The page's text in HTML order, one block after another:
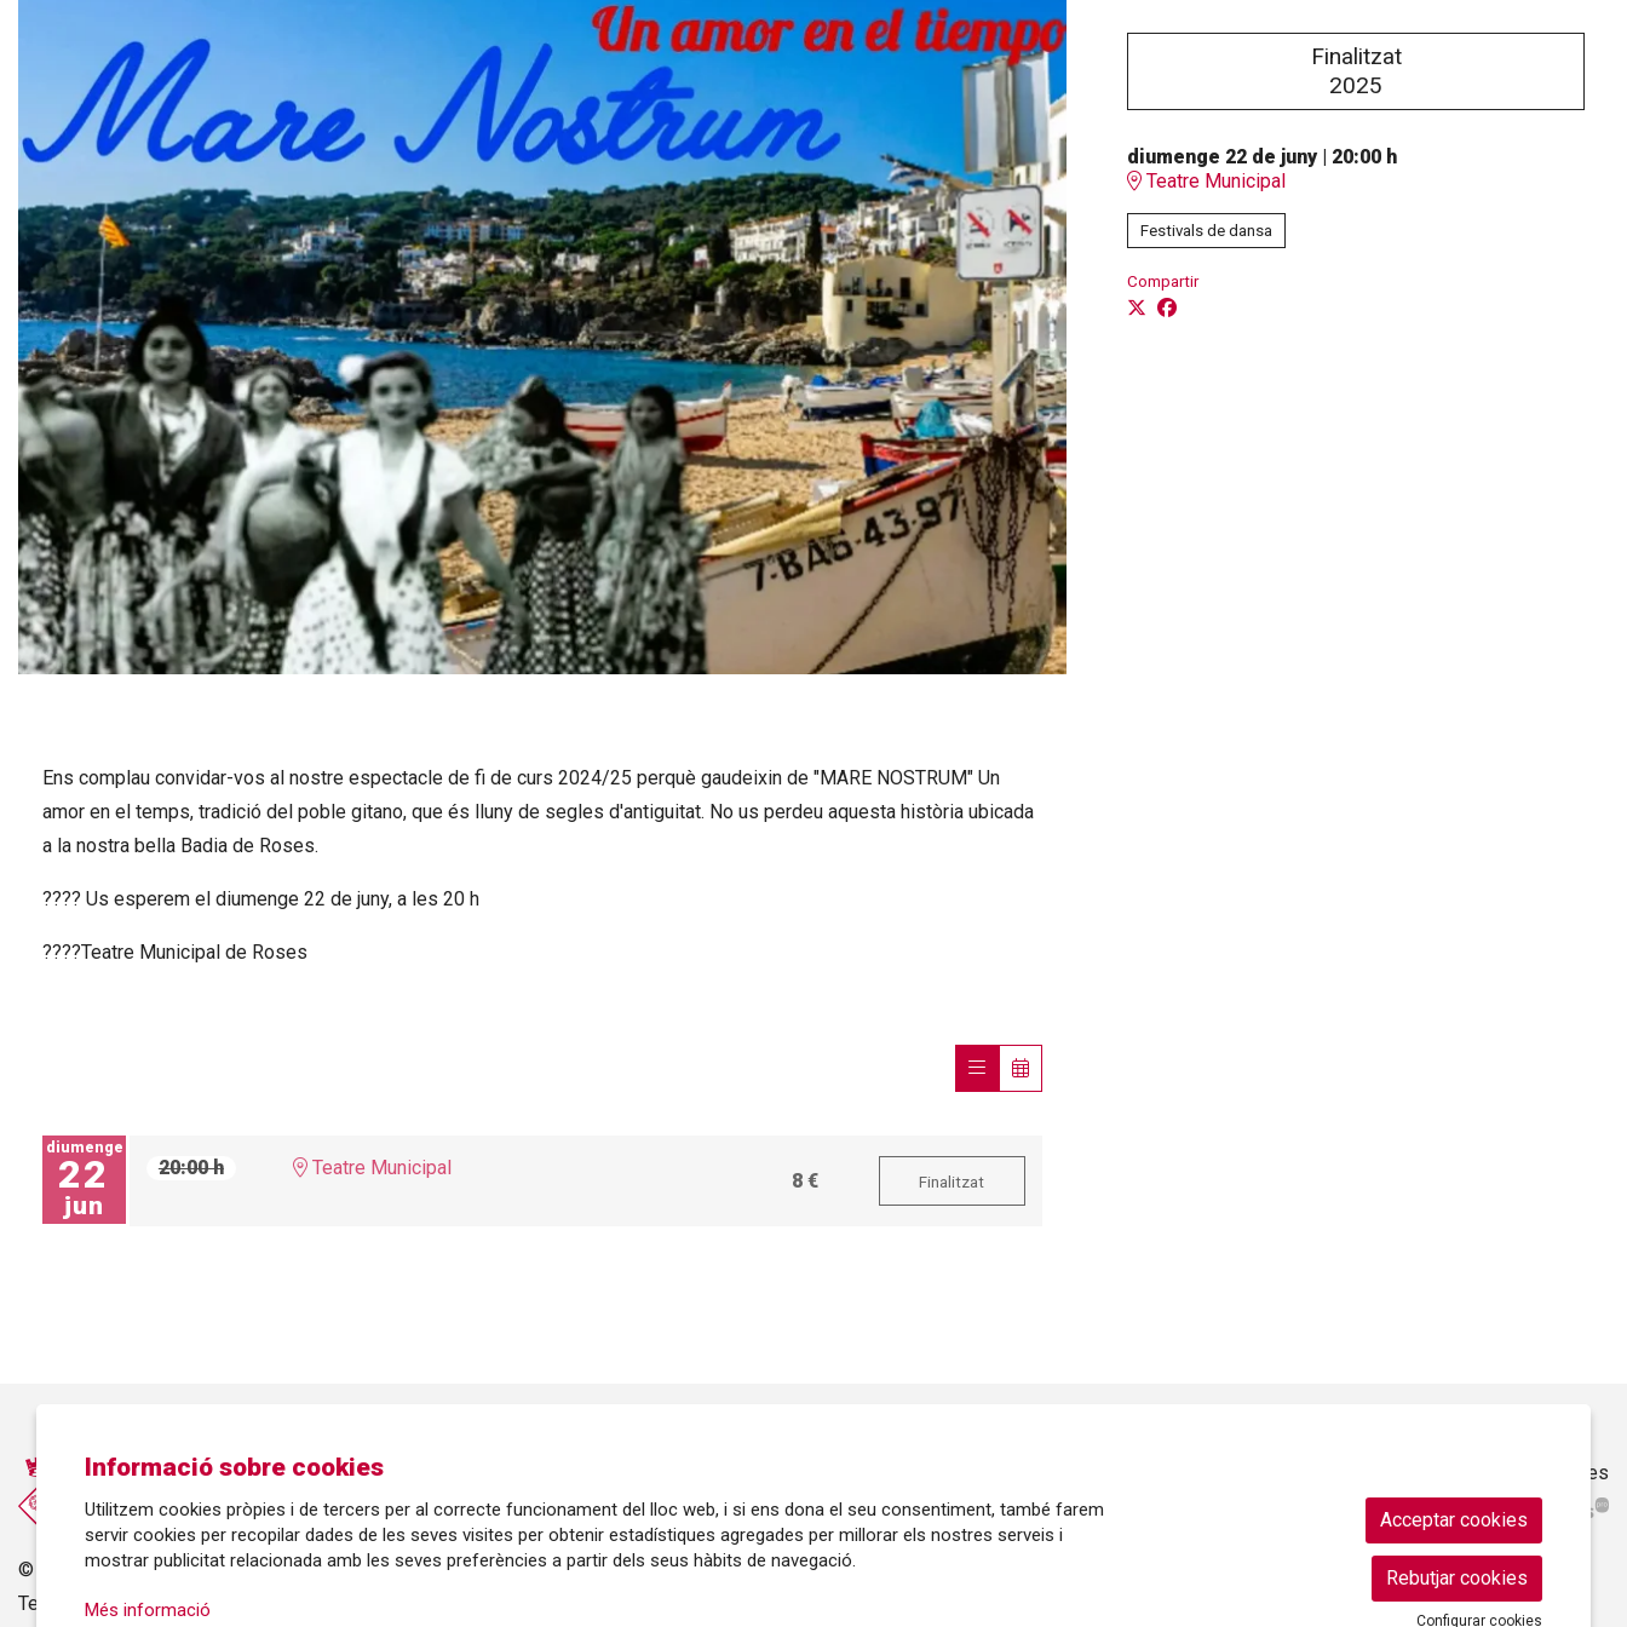
Finalitzat
2025
diumenge 22 de juny| 20:00 h
Teatre Municipal
Festivals de dansa
Compartir
Ens complau convidar-vos al nostre espectacle de fi de curs 2024/25 perquè gaudeixin de "MARE NOSTRUM" Un
amor en el temps, tradició del poble gitano, que és lluny de segles d'antiguitat. No us perdeu aquesta història ubicada
a la nostra bella Badia de Roses.
???? Us esperem el diumenge 22 de juny, a les 20 h
????Teatre Municipal de Roses
diumenge
22
jun
20:00 h Teatre Municipal
8 € Finalitzat
© Ajuntament de Roses| C/ Tarragona, 81 | 17480 ROSES
Tel.: 972 25 24 00 |cultura@roses.cat
Ajuntament de Roses
Informació sobre cookies
Utilitzem cookies pròpies i de tercers per al correcte funcionament del lloc web, i si ens dona el seu consentiment, també farem
servir cookies per recopilar dades de les seves visites per obtenir estadístiques agregades per millorar els nostres serveis i
mostrar publicitat relacionada amb les seves preferències a partir dels seus hàbits de navegació.
Més informació
Acceptar cookies
Rebutjar cookies
Configurar cookies